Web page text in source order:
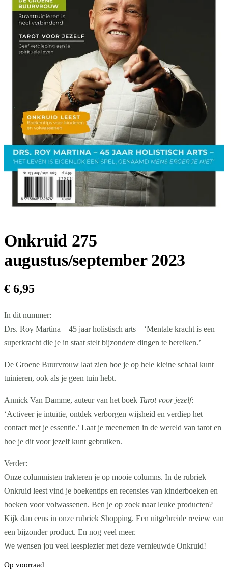
Onkruid 275
augustus/september 2023
€ 6,95
In dit nummer:
Drs. Roy Martina – 45 jaar holistisch arts – ‘Mentale kracht is een
superkracht die je in staat stelt bijzondere dingen te bereiken.’
De Groene Buurvrouw laat zien hoe je op hele kleine schaal kunt
tuinieren, ook als je geen tuin hebt.
Annick Van Damme, auteur van het boek Tarot voor jezelf:
‘Activeer je intuïtie, ontdek verborgen wijsheid en verdiep het
contact met je essentie.’ Laat je meenemen in de wereld van tarot en
hoe je dit voor jezelf kunt gebruiken.
Verder:
Onze columnisten trakteren je op mooie columns. In de rubriek
Onkruid leest vind je boekentips en recensies van kinderboeken en
boeken voor volwassenen. Ben je op zoek naar leuke producten?
Kijk dan eens in onze rubriek Shopping. Een uitgebreide review van
een bijzonder product. En nog veel meer.
We wensen jou veel leesplezier met deze vernieuwde Onkruid!
Op voorraad